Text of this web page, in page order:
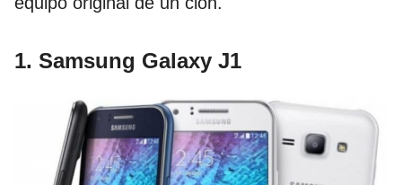
1. Samsung Galaxy J1